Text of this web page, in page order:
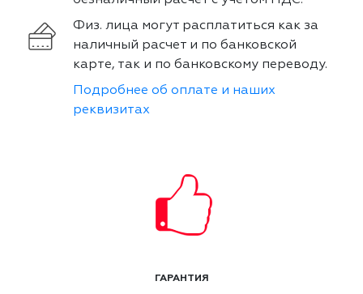
Физ. лица могут расплатиться как за
наличный расчет и по банковской
карте, так и по банковскому переводу.
Подробнее об оплате и наших
реквизитах
ГАРАНТИЯ